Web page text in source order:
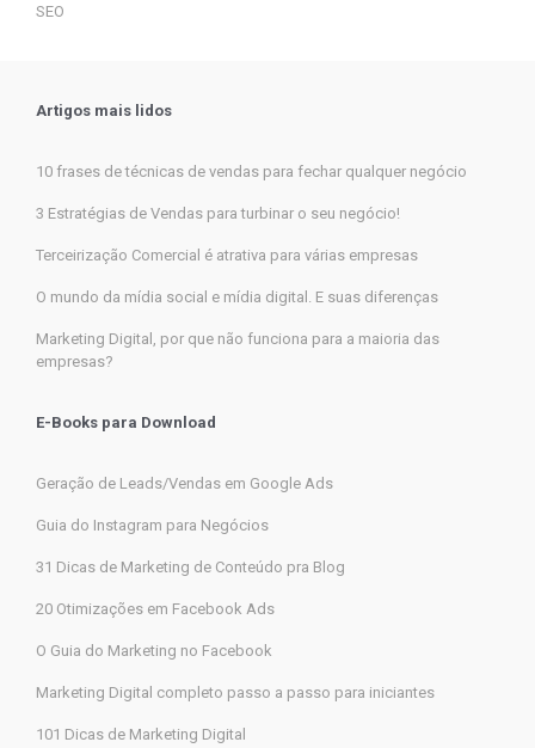
SEO
Artigos mais lidos
10 frases de técnicas de vendas para fechar qualquer negócio
3 Estratégias de Vendas para turbinar o seu negócio!
Terceirização Comercial é atrativa para várias empresas
O mundo da mídia social e mídia digital. E suas diferenças
Marketing Digital, por que não funciona para a maioria das
empresas?
E-Books para Download
Geração de Leads/Vendas em Google Ads
Guia do Instagram para Negócios
31 Dicas de Marketing de Conteúdo pra Blog
20 Otimizações em Facebook Ads
O Guia do Marketing no Facebook
Marketing Digital completo passo a passo para iniciantes
101 Dicas de Marketing Digital